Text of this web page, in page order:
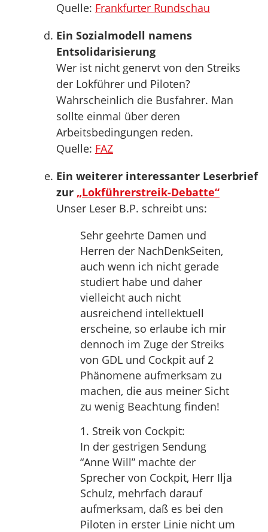
Quelle: Frankfurter Rundschau
Ein Sozialmodell namens
Entsolidarisierung
Wer ist nicht genervt von den Streiks
der Lokführer und Piloten?
Wahrscheinlich die Busfahrer. Man
sollte einmal über deren
Arbeitsbedingungen reden.
Quelle: FAZ
Ein weiterer interessanter Leserbrief
zur „Lokführerstreik-Debatte“
Unser Leser B.P. schreibt uns:
Sehr geehrte Damen und
Herren der NachDenkSeiten,
auch wenn ich nicht gerade
studiert habe und daher
vielleicht auch nicht
ausreichend intellektuell
erscheine, so erlaube ich mir
dennoch im Zuge der Streiks
von GDL und Cockpit auf 2
Phänomene aufmerksam zu
machen, die aus meiner Sicht
zu wenig Beachtung finden!
1. Streik von Cockpit:
In der gestrigen Sendung
“Anne Will” machte der
Sprecher von Cockpit, Herr Ilja
Schulz, mehrfach darauf
aufmerksam, daß es bei den
Piloten in erster Linie nicht um